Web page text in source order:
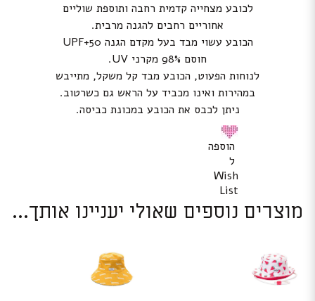
לכובע מצחייה קדמית רחבה ותוספת שוליים
אחוריים רחבים להגנה מרבית.
הכובע עשוי מבד בעל מקדם הגנה UPF+50
חוסם 98% מקרני UV.
לנוחות הפעוט, הכובע מבד קל משקל, מתייבש
במהירות ואינו מכביד על הראש גם כשרטוב.
ניתן לכבס את הכובע במכונת כביסה.
הוספה
ל
Wish
List
מוצרים נוספים שאולי יעניינו אותך...